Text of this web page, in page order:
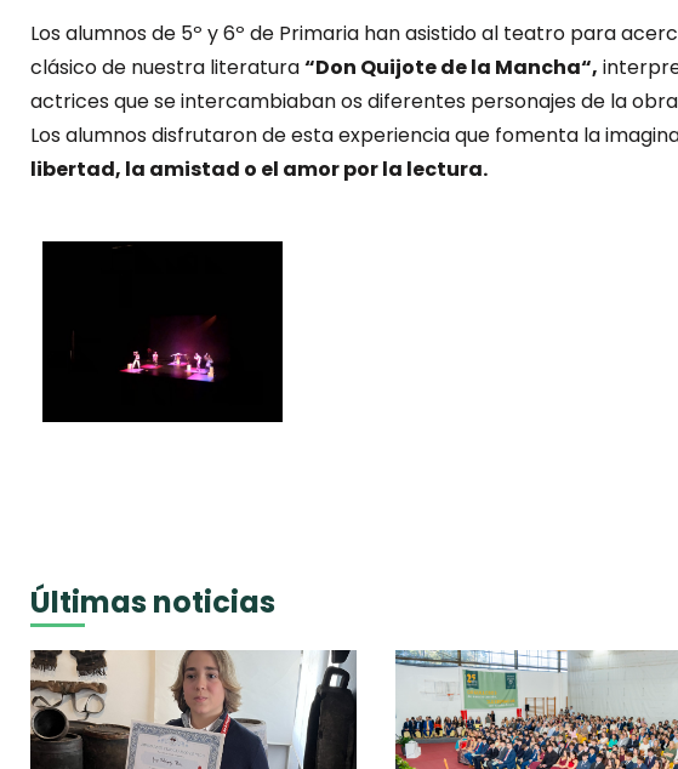
Los alumnos de 5º y 6º de Primaria han asistido al teatro para
clásico de nuestra literatura“Don Quijote de la Mancha“,
actrices que se intercambiaban os diferentes personajes de la
Los alumnos disfrutaron de esta experiencia que fomenta la
libertad, la amistad o el amor por la lectura.
Últimas noticias